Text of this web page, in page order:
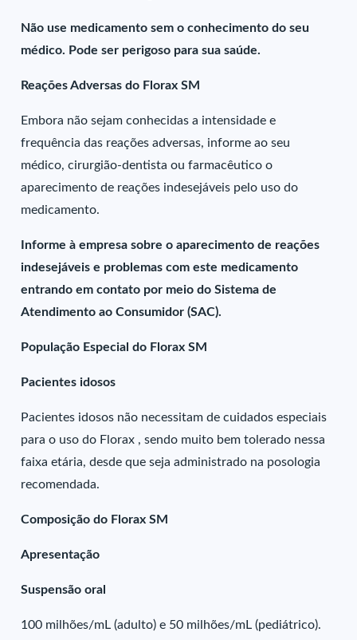
Não use medicamento sem o conhecimento do seu
médico. Pode ser perigoso para sua saúde.
Reações Adversas do Florax SM
Embora não sejam conhecidas a intensidade e
frequência das reações adversas, informe ao seu
médico, cirurgião-dentista ou farmacêutico o
aparecimento de reações indesejáveis pelo uso do
medicamento.
Informe à empresa sobre o aparecimento de reações
indesejáveis e problemas com este medicamento
entrando em contato por meio do Sistema de
Atendimento ao Consumidor (SAC).
População Especial do Florax SM
Pacientes idosos
Pacientes idosos não necessitam de cuidados especiais
para o uso do Florax , sendo muito bem tolerado nessa
faixa etária, desde que seja administrado na posologia
recomendada.
Composição do Florax SM
Apresentação
Suspensão oral
100 milhões/mL (adulto) e 50 milhões/mL (pediátrico).